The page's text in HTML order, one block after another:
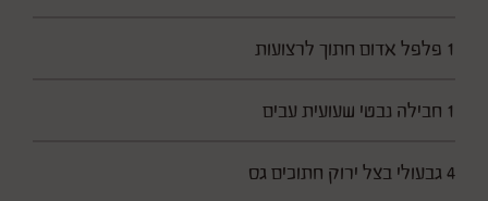
1 פלפל אדום חתוך לרצועות
1 חבילה נבטי שעועית עבים
4 גבעולי בצל ירוק חתוכים גס